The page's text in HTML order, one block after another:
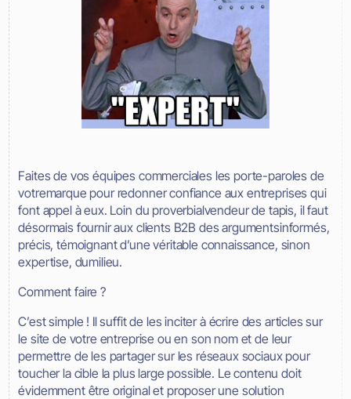
Faites de vos équipes commerciales les porte-paroles de
votremarque pour redonner confiance aux entreprises qui
font appel à eux. Loin du proverbialvendeur de tapis, il faut
désormais fournir aux clients B2B des argumentsinformés,
précis, témoignant d’une véritable connaissance, sinon
expertise, dumilieu.
Comment faire ?
C’est simple ! Il suffit de les inciter à écrire des articles sur
le site de votre entreprise ou en son nom et de leur
permettre de les partager sur les réseaux sociaux pour
toucher la cible la plus large possible. Le contenu doit
évidemment être original et proposer une solution